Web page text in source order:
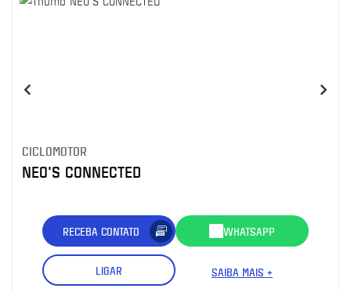
CICLOMOTOR
NEO'S CONNECTED
RECEBA CONTATO WHATSAPP
LIGAR SAIBA MAIS +